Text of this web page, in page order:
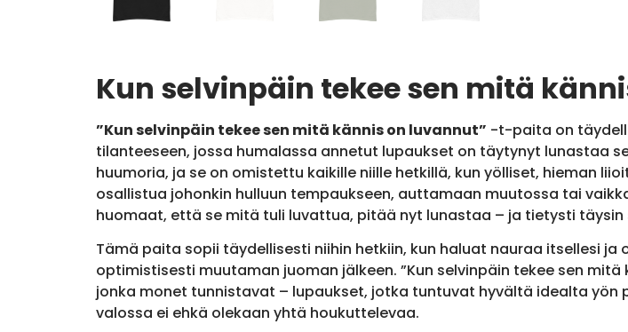
Kun selvinpäin tekee sen mitä
”Kun selvinpäin tekee sen mitä kännis on luvannut” -t-paita on
tilanteeseen, jossa humalassa annetut lupaukset on täytynyt lunastaa
huumoria, ja se on omistettu kaikille niille hetkillä, kun yölliset, hieman
osallistua johonkin hulluun tempaukseen, auttamaan muutossa tai
huomaat, että se mitä tuli luvattua, pitää nyt lunastaa – ja tietysti täysin
Tämä paita sopii täydellisesti niihin hetkiin, kun haluat nauraa itsellesi
optimistisesti muutaman juoman jälkeen. ”Kun selvinpäin tekee sen
jonka monet tunnistavat – lupaukset, jotka tuntuvat hyvältä idealta
valossa ei ehkä olekaan yhtä houkuttelevaa.